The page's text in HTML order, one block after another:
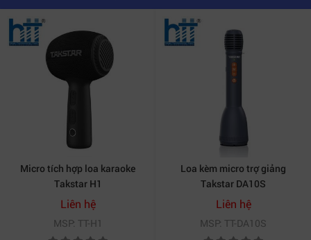
Micro tích hợp loa karaoke
Takstar H1
Liên hệ
MSP: TT-H1
Loa kèm micro trợ giảng
Takstar DA10S
Liên hệ
MSP: TT-DA10S